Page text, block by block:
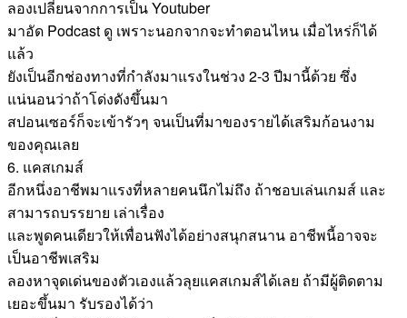
ลองเปลี่ยนจากการเป็น Youtuber
มาอัด Podcast ดู เพราะนอกจากจะทำตอนไหน เมื่อไหร่ก็ได้
แล้ว
ยังเป็นอีกช่องทางที่กำลังมาแรงในช่วง 2-3 ปีมานี้ด้วย ซึ่ง
แน่นอนว่าถ้าโด่งดังขึ้นมา
สปอนเซอร์ก็จะเข้ารัวๆ จนเป็นที่มาของรายได้เสริมก้อนงาม
ของคุณเลย
6. แคสเกมส์
อีกหนึ่งอาชีพมาแรงที่หลายคนนึกไม่ถึง ถ้าชอบเล่นเกมส์ และ
สามารถบรรยาย เล่าเรื่อง
และพูดคนเดียวให้เพื่อนฟังได้อย่างสนุกสนาน อาชีพนี้อาจจะ
เป็นอาชีพเสริม
ลองหาจุดเด่นของตัวเองแล้วลุยแคสเกมส์ได้เลย ถ้ามีผู้ติดตาม
เยอะขึ้นมา รับรองได้ว่า